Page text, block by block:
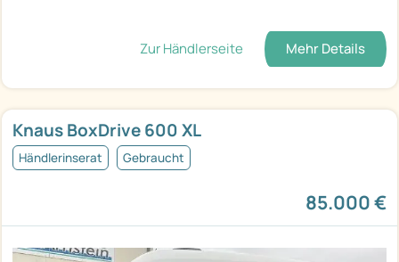
Zur Händlerseite Mehr Details
Knaus BoxDrive 600 XL
Händlerinserat Gebraucht
85.000 €